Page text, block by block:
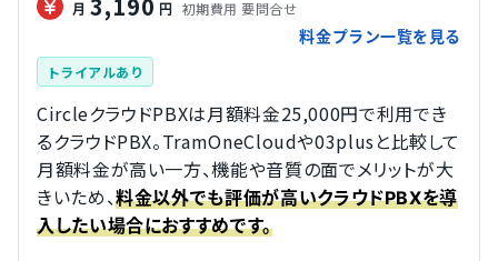
月 3,190 円
初期費用 要問合せ
料金プラン一覧を見る
トライアルあり
CircleクラウドPBXは月額料金25,000円で利用でき
るクラウドPBX。TramOneCloudや03plusと比較して
月額料金が高い一方、機能や音質の面でメリットが大
きいため、料金以外でも評価が高いクラウドPBXを導
入したい場合におすすめです。